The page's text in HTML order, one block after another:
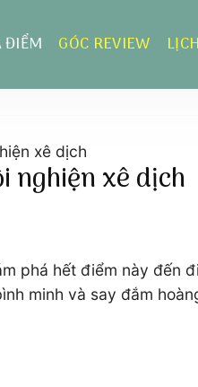
ĐIỂM GÓC REVIEW
xê dịch
nghiện xê dịch
phá hết điểm này đến
minh và say đắm